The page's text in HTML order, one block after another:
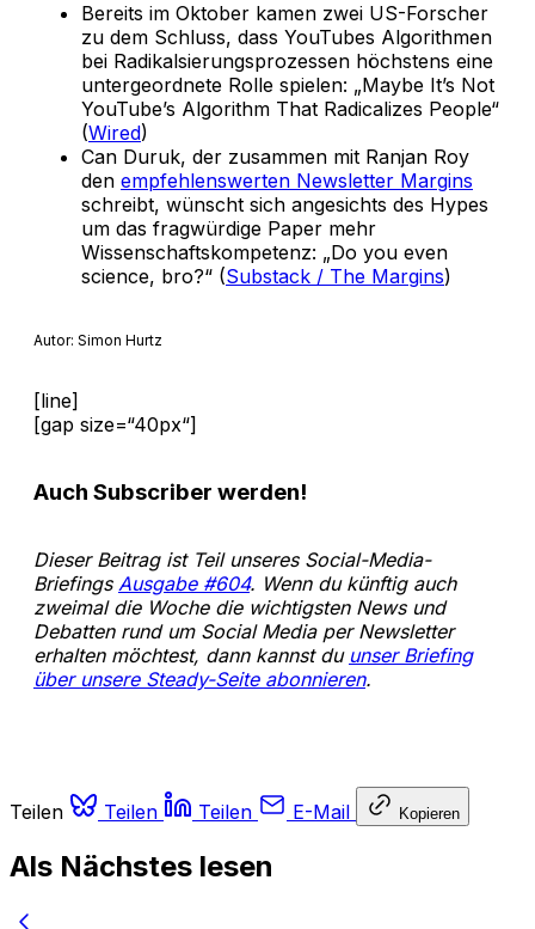
Bereits im Oktober kamen zwei US-Forscher
zu dem Schluss, dass YouTubes Algorithmen
bei Radikalsierungsprozessen höchstens eine
untergeordnete Rolle spielen: „Maybe It’s Not
YouTube’s Algorithm That Radicalizes People“
(Wired)
Can Duruk, der zusammen mit Ranjan Roy
den empfehlenswerten Newsletter Margins
schreibt, wünscht sich angesichts des Hypes
um das fragwürdige Paper mehr
Wissenschaftskompetenz: „Do you even
science, bro?“ (Substack / The Margins)
Autor: Simon Hurtz
[line]
[gap size=“40px“]
Auch Subscriber werden!
Dieser Beitrag ist Teil unseres Social-Media-
Briefings Ausgabe #604. Wenn du künftig auch
zweimal die Woche die wichtigsten News und
Debatten rund um Social Media per Newsletter
erhalten möchtest, dann kannst du unser Briefing
über unsere Steady-Seite abonnieren.
Teilen Teilen Teilen E-Mail Kopieren
Als Nächstes lesen